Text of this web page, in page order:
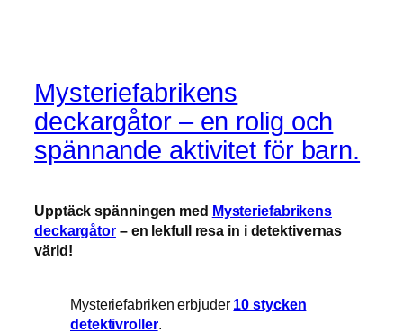
Mysteriefabrikens
deckargåtor – en rolig och
spännande aktivitet för barn.
Upptäck spänningen med Mysteriefabrikens
deckargåtor– en lekfull resa in i detektivernas
värld!
Mysteriefabriken erbjuder 10 stycken
detektivroller.